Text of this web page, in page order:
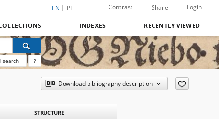
EN PL Contrast Share Login
INDEXES RECENTLY VIEWED
search ?
Download bibliography description
STRUCTURE